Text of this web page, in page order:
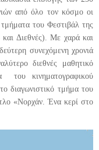
από όλο τον κόσμο οι
του Φεστιβάλ της
Διεθνές). Με χαρά και
συνεχόμενη χρονιά
διεθνές μαθητικό
κινηματογραφικού
διαγωνιστικό τμήμα του
«Νορχάν. Ένα κερί στο